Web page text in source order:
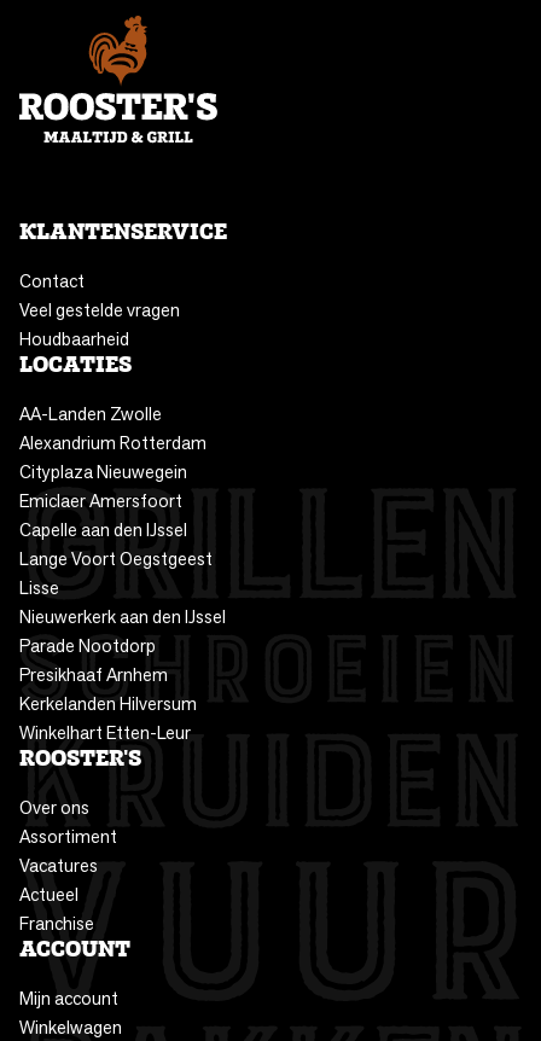
KLANTENSERVICE
Contact
Veel gestelde vragen
Houdbaarheid
LOCATIES
AA-Landen Zwolle
Alexandrium Rotterdam
Cityplaza Nieuwegein
Emiclaer Amersfoort
Capelle aan den IJssel
Lange Voort Oegstgeest
Lisse
Nieuwerkerk aan den IJssel
Parade Nootdorp
Presikhaaf Arnhem
Kerkelanden Hilversum
Winkelhart Etten-Leur
ROOSTER'S
Over ons
Assortiment
Vacatures
Actueel
Franchise
ACCOUNT
Mijn account
Winkelwagen